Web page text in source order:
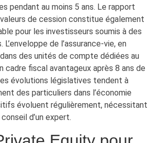
pendant au moins 5 ans. Le rapport
de cession constitue également
pour les investisseurs soumis à des
de l’assurance-vie, en
des unités de compte dédiées au
cadre fiscal avantageux après 8 ans de
évolutions législatives tendent à
des particuliers dans l’économie
évoluent régulièrement, nécessitant
d’un expert.